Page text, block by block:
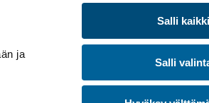
ja
Salli kaikki
Salli
suunnittelu ja WordPress-toteutus: